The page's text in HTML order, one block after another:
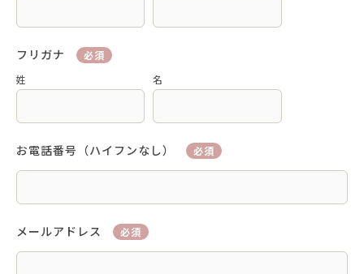
フリガナ
必須
姓
名
お電話番号（ハイフンなし） 必須
メールアドレス 必須